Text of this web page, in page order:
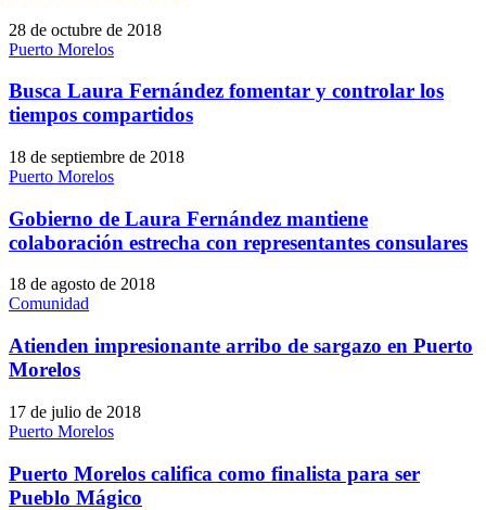
28 de octubre de 2018
Puerto Morelos
Busca Laura Fernández fomentar y controlar los
tiempos compartidos
18 de septiembre de 2018
Puerto Morelos
Gobierno de Laura Fernández mantiene
colaboración estrecha con representantes consulares
18 de agosto de 2018
Comunidad
Atienden impresionante arribo de sargazo en Puerto
Morelos
17 de julio de 2018
Puerto Morelos
Puerto Morelos califica como finalista para ser
Pueblo Mágico